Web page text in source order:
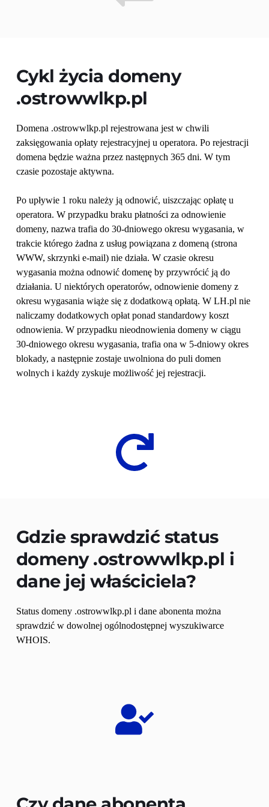
Cykl życia domeny
.ostrowwlkp.pl
Domena .ostrowwlkp.pl rejestrowana jest w chwili
zaksięgowania opłaty rejestracyjnej u operatora. Po rejestracji
domena będzie ważna przez następnych 365 dni. W tym
czasie pozostaje aktywna.
Po upływie 1 roku należy ją odnowić, uiszczając opłatę u
operatora. W przypadku braku płatności za odnowienie
domeny, nazwa trafia do 30-dniowego okresu wygasania, w
trakcie którego żadna z usług powiązana z domeną (strona
WWW, skrzynki e-mail) nie działa. W czasie okresu
wygasania można odnowić domenę by przywrócić ją do
działania. U niektórych operatorów, odnowienie domeny z
okresu wygasania wiąże się z dodatkową opłatą. W LH.pl nie
naliczamy dodatkowych opłat ponad standardowy koszt
odnowienia. W przypadku nieodnowienia domeny w ciągu
30-dniowego okresu wygasania, trafia ona w 5-dniowy okres
blokady, a następnie zostaje uwolniona do puli domen
wolnych i każdy zyskuje możliwość jej rejestracji.
Gdzie sprawdzić status
domeny .ostrowwlkp.pl i
dane jej właściciela?
Status domeny .ostrowwlkp.pl i dane abonenta można
sprawdzić w dowolnej ogólnodostępnej wyszukiwarce
WHOIS.